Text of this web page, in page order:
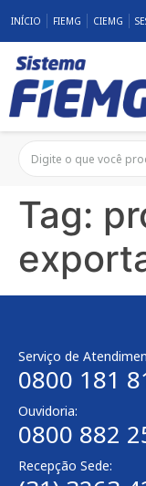
INÍCIO FIEMG CIEMG
Tag:
Serviço de
0800 181
Ouvidoria:
0800 882
Recepção Sede: